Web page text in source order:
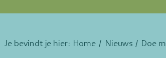
Je bevindt je hier: Home Nieuws Doe